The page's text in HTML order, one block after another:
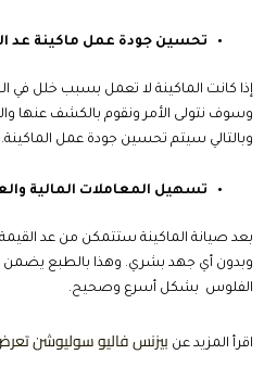
تحسين جودة عمل ماكينة عد
إذا كانت الماكينة لا تعمل بسبب خلل في
وسوف نتولى الأمر ونقوم بالكشف عنها
وبالتالي سيتم تحسين جودة عمل الماكينة.
تسهيل المعاملات المالية
بعد صيانة الماكينة ستتمكن من عد
وبدون أي جهد بشري. وهذا بالطبع يضمن
الفلوس بشكل أسرع وصحيح.
اقرأ المزيد عن بيزنس فاليو سوليوشن